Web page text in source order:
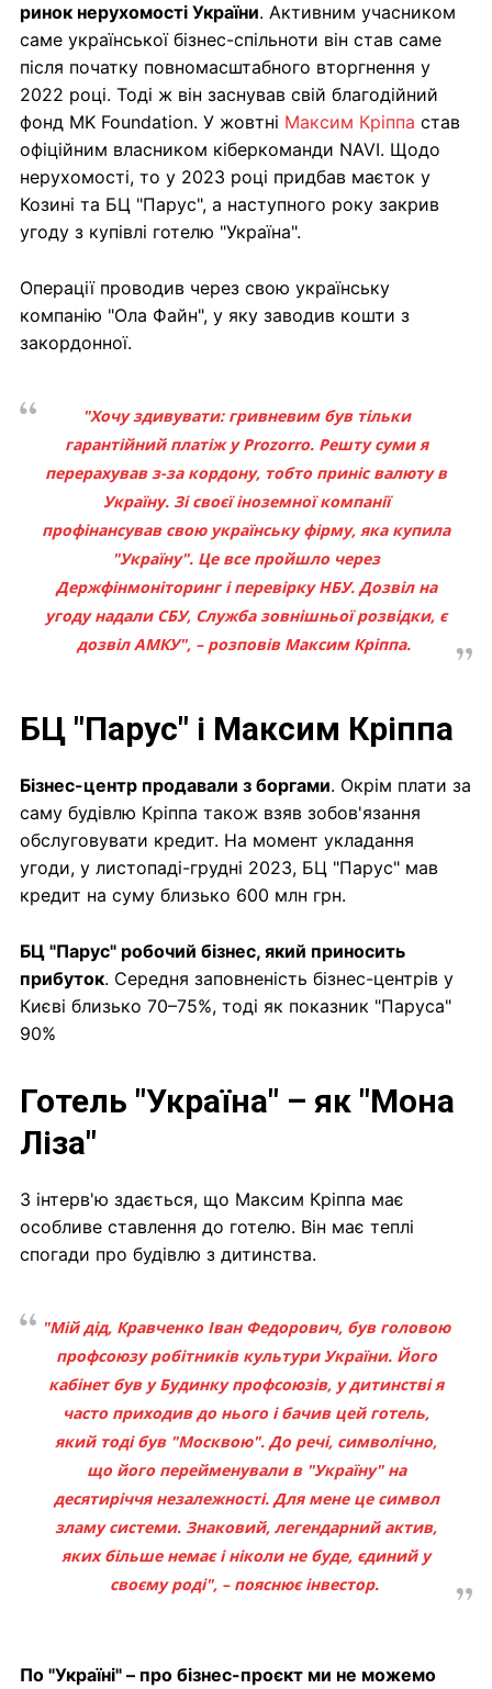
ринок нерухомості України. Активним учасником
саме української бізнес-спільноти він став саме
після початку повномасштабного вторгнення у
2022 році. Тоді ж він заснував свій благодійний
фонд MK Foundation. У жовтні Максим Кріппа став
офіційним власником кіберкоманди NAVI. Щодо
нерухомості, то у 2023 році придбав маєток у
Козині та БЦ "Парус", а наступного року закрив
угоду з купівлі готелю "Україна".
Операції проводив через свою українську
компанію "Ола Файн", у яку заводив кошти з
закордонної.
"Хочу здивувати: гривневим був тільки
гарантійний платіж у Prozorro. Решту суми я
перерахував з-за кордону, тобто приніс валюту в
Україну. Зі своєї іноземної компанії
профінансував свою українську фірму, яка купила
"Україну". Це все пройшло через
Держфінмоніторинг і перевірку НБУ. Дозвіл на
угоду надали СБУ, Служба зовнішньої розвідки, є
дозвіл АМКУ", – розповів Максим Кріппа.
БЦ "Парус" і Максим Кріппа
Бізнес-центр продавали з боргами. Окрім плати за
саму будівлю Кріппа також взяв зобов'язання
обслуговувати кредит. На момент укладання
угоди, у листопаді-грудні 2023, БЦ "Парус" мав
кредит на суму близько 600 млн грн.
БЦ "Парус" робочий бізнес, який приносить
прибуток. Середня заповненість бізнес-центрів у
Києві близько 70–75%, тоді як показник "Паруса"
90%
Готель "Україна" – як "Мона
Ліза"
З інтерв'ю здається, що Максим Кріппа має
особливе ставлення до готелю. Він має теплі
спогади про будівлю з дитинства.
"Мій дід, Кравченко Іван Федорович, був головою
профсоюзу робітників культури України. Його
кабінет був у Будинку профсоюзів, у дитинстві я
часто приходив до нього і бачив цей готель,
який тоді був "Москвою". До речі, символічно,
що його перейменували в "Україну" на
десятиріччя незалежності. Для мене це символ
зламу системи. Знаковий, легендарний актив,
яких більше немає і ніколи не буде, єдиний у
своєму роді", – пояснює інвестор.
По "Україні" – про бізнес-проєкт ми не можемо